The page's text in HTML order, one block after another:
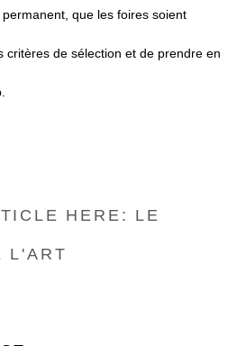
que les foires soient
critères de sélection et de prendre en
HERE: LE
L'ART